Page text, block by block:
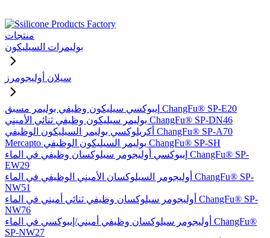
منتجات
بوليمرات السيليكون
سيلان أوليجومرز
إيبوكسي سيليكون وظيفي بوليمر مسبق ChangFu® SP-E20
بوليمر سيليكون وظيفي ثنائي الأميني ChangFu® SP-DN46
أكريلوكسي بوليمر السيليكون الوظيفي ChangFu® SP-A70
Mercapto بوليمر السيليكون الوظيفي ChangFu® SP-SH
إيبوكسي أوليجومر سيلوكسان وظيفي في الماء ChangFu® SP-
EW29
أوليجومر السيلوكسان الأميني الوظيفي في الماء ChangFu® SP-
NW51
أوليجومر سيلوكسان وظيفي ثنائي أميني في الماء ChangFu® SP-
NW76
أوليجومر سيلوكسان وظيفي أميني/إيبوكسي في الماء ChangFu®
SP-NW27